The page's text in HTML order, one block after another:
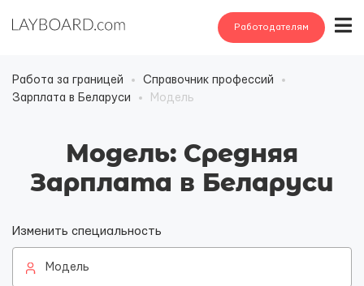
Работодателям
Работа за границей
Справочник профессий
Зарплата в Беларуси
Модель
Модель: Средняя
Зарплата в Беларуси
Изменить специальность
Модель